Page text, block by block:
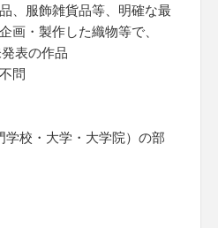
、服飾雑貨品等、明確な最
画・製作した織物等で、
表の作品
問
学校・大学・大学院）の部